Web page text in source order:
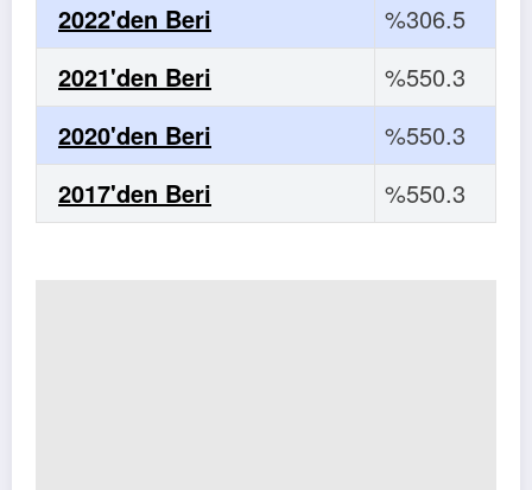
2022'den Beri
%306.5
2021'den Beri
%550.3
2020'den Beri
%550.3
2017'den Beri
%550.3